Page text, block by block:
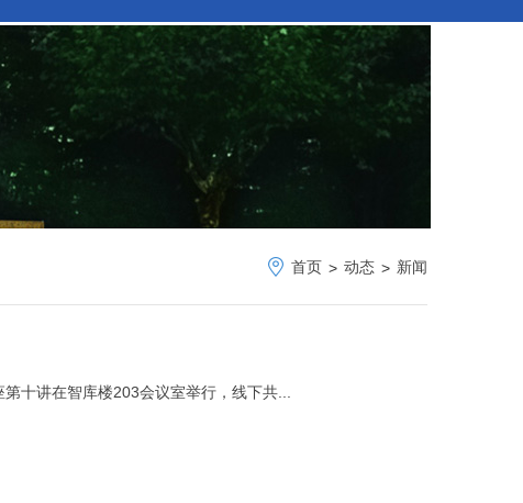
首页 > 动态 > 新闻
十讲在智库楼203会议室举行，线下共...